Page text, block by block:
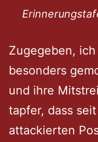
Zugegeben,
besonders
und ihre
tapfer, dass
attackierten